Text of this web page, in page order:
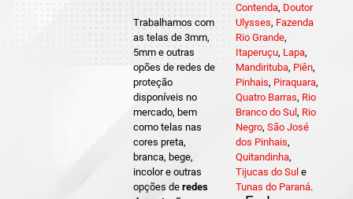
Trabalhamos com
as telas de 3mm,
5mm e outras
opões de redes de
proteção
disponíveis no
mercado, bem
como telas nas
cores preta,
branca, bege,
incolor e outras
opções deredes
Contenda, Doutor
Ulysses, Fazenda
Rio Grande,
Itaperuçu, Lapa,
Mandirituba, Piên,
Pinhais, Piraquara,
Quatro Barras, Rio
Branco do Sul , Rio
Negro, São José
dos Pinhais,
Quitandinha,
Tijucas do Sul e
Tunas do Paraná.